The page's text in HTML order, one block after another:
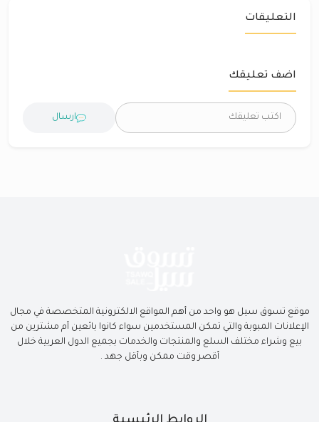
التعليقات
اضف تعليقك
ارسال
موقع تسوق سيل هو واحد من أهم المواقع الالكترونية المتخصصة في مجال
الإعلانات المبوبة والتي تمكن المستخدمين سواء كانوا بائعين أم مشترين من
بيع وشراء مختلف السلع والمنتجات والخدمات بجميع الدول العربية خلال
أقصر وقت ممكن وبأقل جهد .